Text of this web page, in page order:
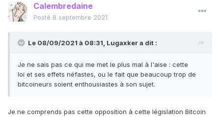
Calembredaine
Posté 8 septembre 2021
Le 08/09/2021 à 08:31, Lugaxkera dit :
Je ne sais pas ce qui me met le plus mal à l'aise : cette
loi et ses effets néfastes, ou le fait que beaucoup trop de
bitcoineurs soient enthousiastes à son sujet.
Je ne comprends pas cette opposition à cette législation Bitcoin